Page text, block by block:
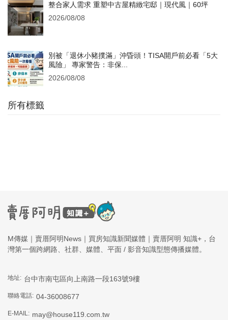
整合家人需求 重塑中古屋精緻宅邸｜現代風｜60坪
2026/08/08
別被「退休小豬撲滿」沖昏頭！TISA開戶前必看「5大
風險」 專家警告：非保...
2026/08/08
所有標籤
M傳媒｜賣厝阿明News｜買房知識新聞媒體｜賣厝阿明 知識+，台
灣第一個跨網路、社群、媒體、平面 / 影音知識型態傳播媒體。
地址: 台中市南屯區向上南路一段163號9樓
聯絡電話: 04-36008677
E-MAIL: may@house119.com.tw